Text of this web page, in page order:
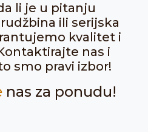
li je u pitanju
ili serijska
kvalitet i
nas i
smo pravi izbor!
nas za ponudu!